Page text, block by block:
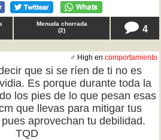
Menuda chorrada
(2) 4
♂ High en comportamiento
que si se ríen de ti no es
Es porque durante toda la
los pies de lo que pesan esas
que llevas para mitigar tus
aprovechan tu debilidad.
TQD